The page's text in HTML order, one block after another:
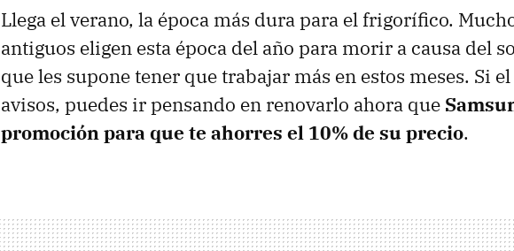
Llega el verano, la época más dura para el frigorífico.
antiguos eligen esta época del año para morir a causa del
que les supone tener que trabajar más en estos meses. Si
avisos, puedes ir pensando en renovarlo ahora que
promoción para que te ahorres el 10% de su precio.